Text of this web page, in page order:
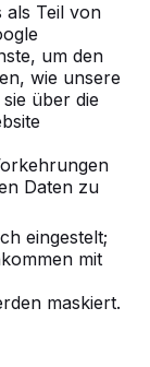
als Teil von
um den
wie unsere
über die
Daten zu
eingestelt;
mit
maskiert.
Europa
wo Sie